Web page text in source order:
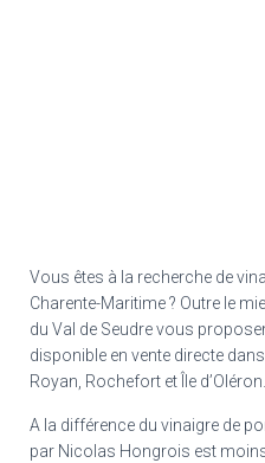
Vous êtes à la recherche de
Charente-Maritime ? Outre le
du Val de Seudre vous
disponible en vente directe
Royan, Rochefort et Île d’Oléron.
A la différence du vinaigre de
par Nicolas Hongrois est